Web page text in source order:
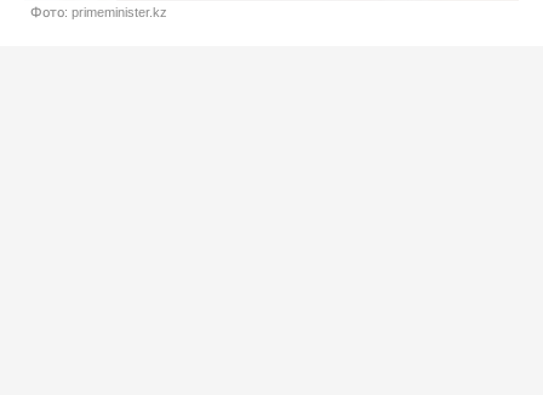
Фото: primeminister.kz